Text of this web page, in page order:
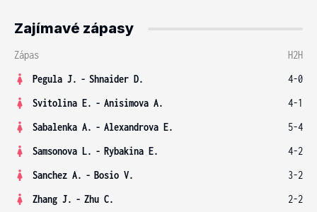
Zajímavé zápasy
Zápas
H2H
Pegula J. - Shnaider D.
4-0
Svitolina E. - Anisimova A.
4-1
Sabalenka A. - Alexandrova E.
5-4
Samsonova L. - Rybakina E.
4-2
Sanchez A. - Bosio V.
3-2
Zhang J. - Zhu C. 2-2